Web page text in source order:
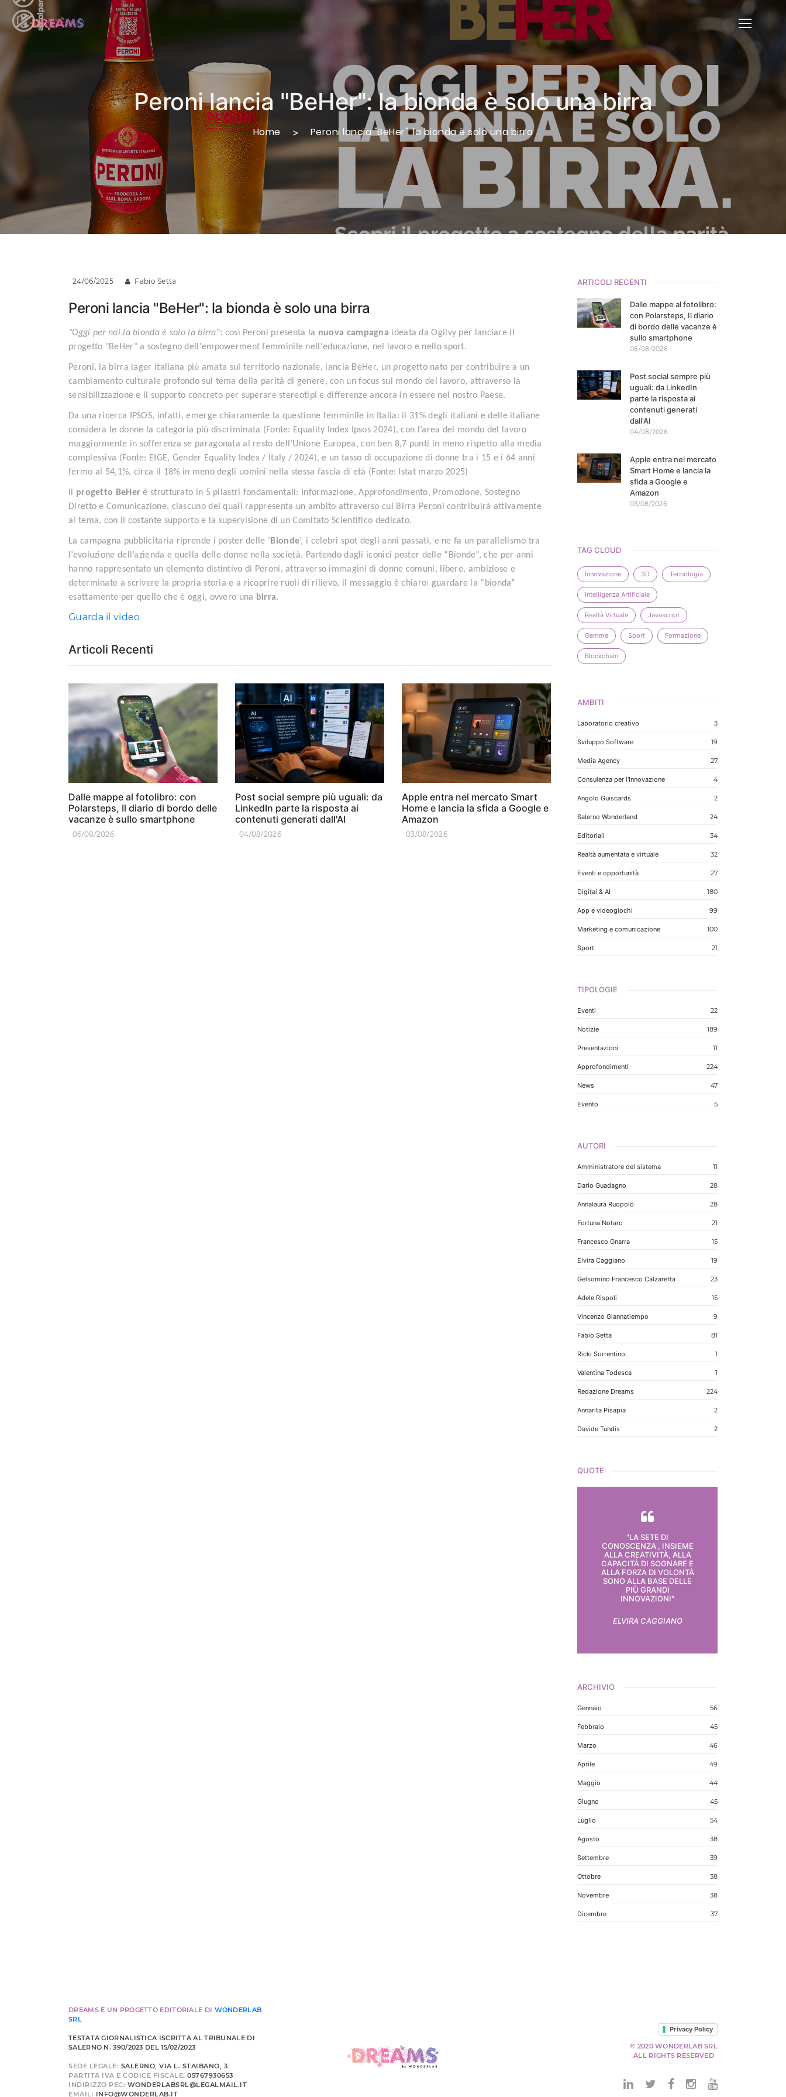
Peroni lancia "BeHer": la bionda è solo una birra
Home Peroni lancia "BeHer": la bionda è solo una birra
24/06/2025 Fabio Setta
Peroni lancia "BeHer": la bionda è solo una birra
"Oggi per noi la bionda è solo la birra": così Peroni presenta la nuova campagna ideata da Ogilvy per lanciare il
progetto "BeHer" a sostegno dell'empowerment femminile nell'educazione, nel lavoro e nello sport.
Peroni, la birra lager italiana più amata sul territorio nazionale, lancia BeHer, un progetto nato per contribuire a un
cambiamento culturale profondo sul tema della parità di genere, con un focus sul mondo del lavoro, attraverso la
sensibilizzazione e il supporto concreto per superare stereotipi e differenze ancora in essere nel nostro Paese.
Da una ricerca IPSOS, infatti, emerge chiaramente la questione femminile in Italia: il 31% degli italiani e delle italiane
considera le donne la categoria più discriminata (Fonte: Equality Index Ipsos 2024), con l’area del mondo del lavoro
maggiormente in sofferenza se paragonata al resto dell’Unione Europea, con ben 8,7 punti in meno rispetto alla media
complessiva (Fonte: EIGE, Gender Equality Index / Italy / 2024), e un tasso di occupazione di donne tra i 15 e i 64 anni
fermo al 54,1%, circa il 18% in meno degli uomini nella stessa fascia di età (Fonte: Istat marzo 2025)
progetto BeHer è strutturato in 5 pilastri fondamentali: Informazione, Approfondimento, Promozione, Sostegno
Diretto e Comunicazione, ciascuno dei quali rappresenta un ambito attraverso cui Birra Peroni contribuirà attivamente
al tema, con il costante supporto e la supervisione di un Comitato Scientifico dedicato.
La campagna pubblicitaria riprende i poster delle ‘ Bionde’, i celebri spot degli anni passati, e ne fa un parallelismo tra
l’evoluzione dell’azienda e quella delle donne nella società. Partendo dagli iconici poster delle “Bionde”, che per anni
hanno rappresentato un elemento distintivo di Peroni, attraverso immagini di donne comuni, libere, ambiziose e
determinate a scrivere la propria storia e a ricoprire ruoli di rilievo, il messaggio è chiaro: guardare la “bionda”
esattamente per quello che è oggi, ovvero una birra.
Guarda il video
Articoli Recenti
Dalle mappe al fotolibro: con
Polarsteps, Il diario di bordo delle
vacanze è sullo smartphone
06/08/2026
Post social sempre più uguali: da
LinkedIn parte la risposta ai
contenuti generati dall'AI
04/08/2026
Apple entra nel mercato Smart
Home e lancia la sfida a Google e
Amazon
03/08/2026
ARTICOLI RECENTI
Dalle mappe al fotolibro:
con Polarsteps, Il diario
di bordo delle vacanze è
sullo smartphone
06/08/2026
Post social sempre più
uguali: da LinkedIn
parte la risposta ai
contenuti generati
dall'AI
04/08/2026
Apple entra nel mercato
Smart Home e lancia la
sfida a Google e
Amazon
03/08/2026
TAG CLOUD
Innovazione 3D Tecnologia
Intelligenza Artificiale
Realtà Virtuale Javascript
Gemme Sport Formazione
Blockchain
AMBITI
Laboratorio creativo 3
Sviluppo Software 19
Media Agency 27
Consulenza per l'Innovazione 4
Angolo Guiscards 2
Salerno Wonderland 24
Editoriali 34
Realtà aumentata e virtuale 32
Eventi e opportunità 27
Digital & AI 180
App e videogiochi 99
Marketing e comunicazione 100
Sport 21
TIPOLOGIE
Eventi 22
Notizie 189
Presentazioni 11
Approfondimenti 224
News 47
Evento 5
AUTORI
Amministratore del sistema 11
Dario Guadagno 28
Annalaura Ruopolo 28
Fortuna Notaro 21
Francesco Gnarra 15
Elvira Caggiano 19
Gelsomino Francesco Calzaretta 23
Adele Rispoli 15
Vincenzo Giannatiempo 9
Fabio Setta 81
Ricki Sorrentino 1
Valentina Todesca 1
Redazione Dreams 224
Annarita Pisapia 2
Davide Tundis 2
QUOTE
"LA SETE DI
CONOSCENZA , INSIEME
ALLA CREATIVITÀ, ALLA
CAPACITÀ DI SOGNARE E
ALLA FORZA DI VOLONTÀ
SONO ALLA BASE DELLE
PIÙ GRANDI
INNOVAZIONI"
ELVIRA CAGGIANO
ARCHIVIO
Gennaio 56
Febbraio 45
Marzo 46
Aprile 49
Maggio 44
Giugno 45
Luglio 54
Agosto 38
Settembre 39
Ottobre 38
Novembre 38
Dicembre 37
DREAMS È UN PROGETTO EDITORIALE DI WONDERLAB
SRL
TESTATA GIORNALISTICA ISCRITTA AL TRIBUNALE DI
SALERNO N. 390/2023 DEL 15/02/2023
SEDE LEGALE: SALERNO, VIA L. STAIBANO, 3
PARTITA IVA E CODICE FISCALE: 05767930653
INDIRIZZO PEC: WONDERLABSRL@LEGALMAIL.IT
EMAIL: INFO@WONDERLAB.IT
Privacy Policy
© 2020 WONDERLAB SRL
ALL RIGHTS RESERVED